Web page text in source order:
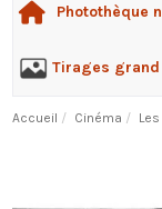
Photothèque
Tirages grand
Accueil Cinéma